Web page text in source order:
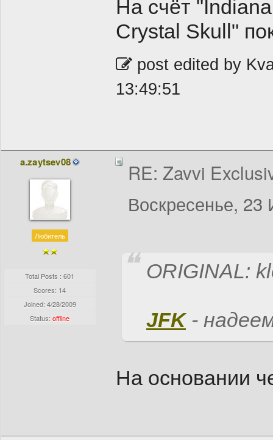
На счёт
Crystal Skull"
post edited by
13:49:51
a.zaytsev08
Любитель
Total Posts : 601
Scores: 14
Joined: 4/28/2009
Status:offline
RE: Zavvi
Воскресенье,
ORIGINAL:
JFK-
На основании